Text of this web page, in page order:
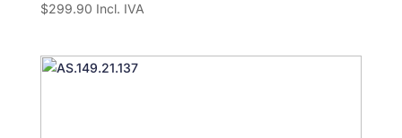
$299.90 Incl. IVA